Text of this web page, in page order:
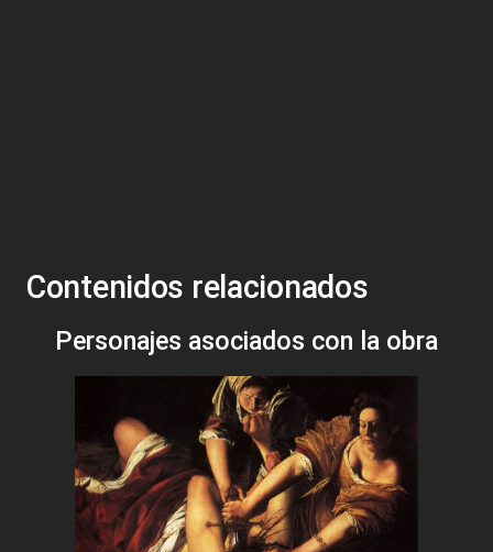
Contenidos relacionados
Personajes asociados con la obra